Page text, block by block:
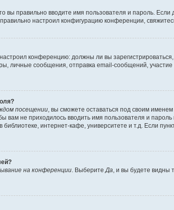
вы правильно вводите имя пользователя и пароль.
настроил конфигурацию конференции,
конференцию: должны ли вы
сообщения, отправка email-сообщений, участие
посещении , вы сможете оставаться под своим
вам не приходилось вводить имя пользователя и
интернет-кафе, университете и т.д. Если
на конференции . Выберите Да , и вы будете